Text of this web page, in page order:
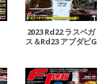
2023 Rd22 ラスベガ
ス＆Rd23 アブダビG